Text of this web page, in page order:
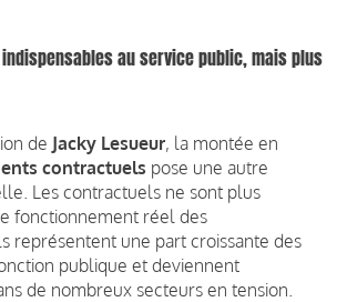
au service public, mais plus
de Jacky Lesueur, la montée en
contractuels pose une autre
Les contractuels ne sont plus
fonctionnement réel des
représentent une part croissante des
publique et deviennent
de nombreux secteurs en tension.